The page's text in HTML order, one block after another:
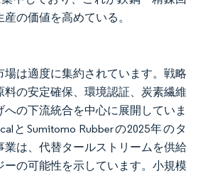
の価値を高めている。
場は適度に集約されています。戦略
料の安定確保、環境認証、炭素繊維
への下流統合を中心に展開していま
とSumitomo Rubberの2025年のタ
業は、代替タールストリームを供給
の可能性を示しています。小規模